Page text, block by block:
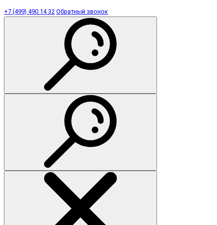
+7 (499) 490 14 32 Обратный звонок